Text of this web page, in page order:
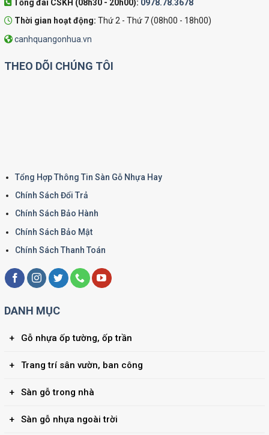
Tổng đài CSKH (08h30 - 20h00): 0978.78.3678
Thời gian hoạt động: Thứ 2 - Thứ 7 (08h00 - 18h00)
canhquangonhua.vn
THEO DÕI CHÚNG TÔI
Tổng Hợp Thông Tin Sàn Gỗ Nhựa Hay
Chính Sách Đổi Trả
Chính Sách Bảo Hành
Chính Sách Bảo Mật
Chính Sách Thanh Toán
DANH MỤC
Gỗ nhựa ốp tường, ốp trần
Trang trí sân vườn, ban công
Sàn gỗ trong nhà
Sàn gỗ nhựa ngoài trời